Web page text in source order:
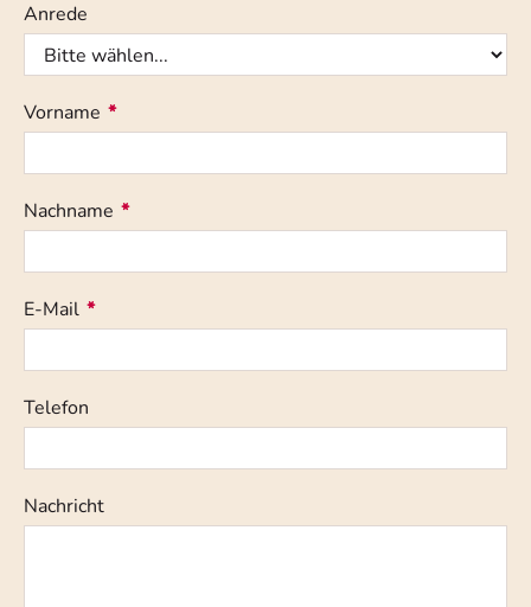
Anrede
Vorname *
Nachname *
E-Mail *
Telefon
Nachricht